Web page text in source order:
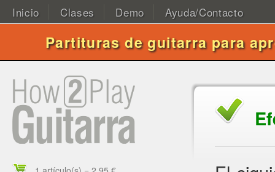
Inicio Clases Demo Ayuda/Contacto
Partituras de guitarra para